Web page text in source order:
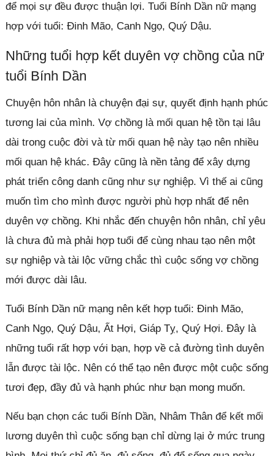
để mọi sự đều được thuận lợi. Tuổi Bính Dần nữ mạng
hợp với tuổi: Đinh Mão, Canh Ngọ, Quý Dậu.
Những tuổi hợp kết duyên vợ chồng của nữ
tuổi Bính Dần
Chuyện hôn nhân là chuyện đại sự, quyết định hạnh phúc
tương lai của mình. Vợ chồng là mối quan hệ tồn tại lâu
dài trong cuộc đời và từ mối quan hệ này tạo nên nhiều
mối quan hệ khác. Đây cũng là nền tảng để xây dựng
phát triển công danh cũng như sự nghiệp. Vì thế ai cũng
muốn tìm cho mình được người phù hợp nhất để nên
duyên vợ chồng. Khi nhắc đến chuyện hôn nhân, chỉ yêu
là chưa đủ mà phải hợp tuổi để cùng nhau tạo nên một
sự nghiệp và tài lộc vững chắc thì cuộc sống vợ chồng
mới được dài lâu.
Tuổi Bính Dần nữ mạng nên kết hợp tuổi: Đinh Mão,
Canh Ngọ, Quý Dậu, Ất Hợi, Giáp Tỵ, Quý Hợi. Đây là
những tuổi rất hợp với bạn, hợp về cả đường tình duyên
lẫn được tài lộc. Nên có thể tạo nên được một cuộc sống
tươi đẹp, đầy đủ và hạnh phúc như bạn mong muốn.
Nếu bạn chọn các tuổi Bính Dần, Nhâm Thân để kết mối
lương duyên thì cuộc sống bạn chỉ dừng lại ở mức trung